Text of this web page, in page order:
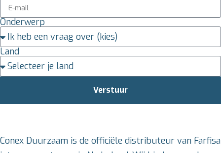
Onderwerp
Land
Verstuur
Conex Duurzaam is de officiële distributeur van Farfisa